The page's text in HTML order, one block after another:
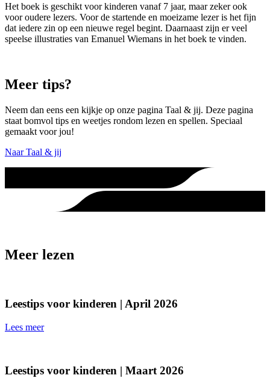
Het boek is geschikt voor kinderen vanaf 7 jaar, maar zeker ook
voor oudere lezers. Voor de startende en moeizame lezer is het fijn
dat iedere zin op een nieuwe regel begint. Daarnaast zijn er veel
speelse illustraties van Emanuel Wiemans in het boek te vinden.
Meer tips?
Neem dan eens een kijkje op onze pagina Taal & jij. Deze pagina
staat bomvol tips en weetjes rondom lezen en spellen. Speciaal
gemaakt voor jou!
Naar Taal & jij
Meer lezen
Leestips voor kinderen | April 2026
Lees meer
Leestips voor kinderen | Maart 2026